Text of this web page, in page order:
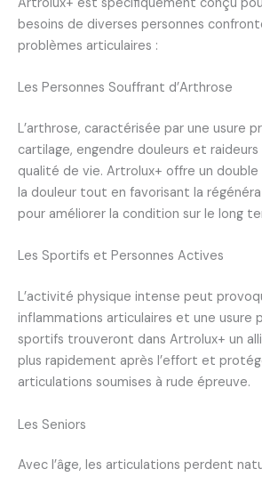
besoins de diverses personnes
problèmes articulaires :
Les Personnes Souffrant d’Arthrose
L’arthrose, caractérisée par une usure
cartilage, engendre douleurs et
qualité de vie. Artrolux+ offre un double
la douleur tout en favorisant la
pour améliorer la condition sur le long
Les Sportifs et Personnes Actives
L’activité physique intense peut
inflammations articulaires et une usure
sportifs trouveront dans Artrolux+ un
plus rapidement après l’effort et
articulations soumises à rude épreuve.
Les Seniors
Avec l’âge, les articulations perdent